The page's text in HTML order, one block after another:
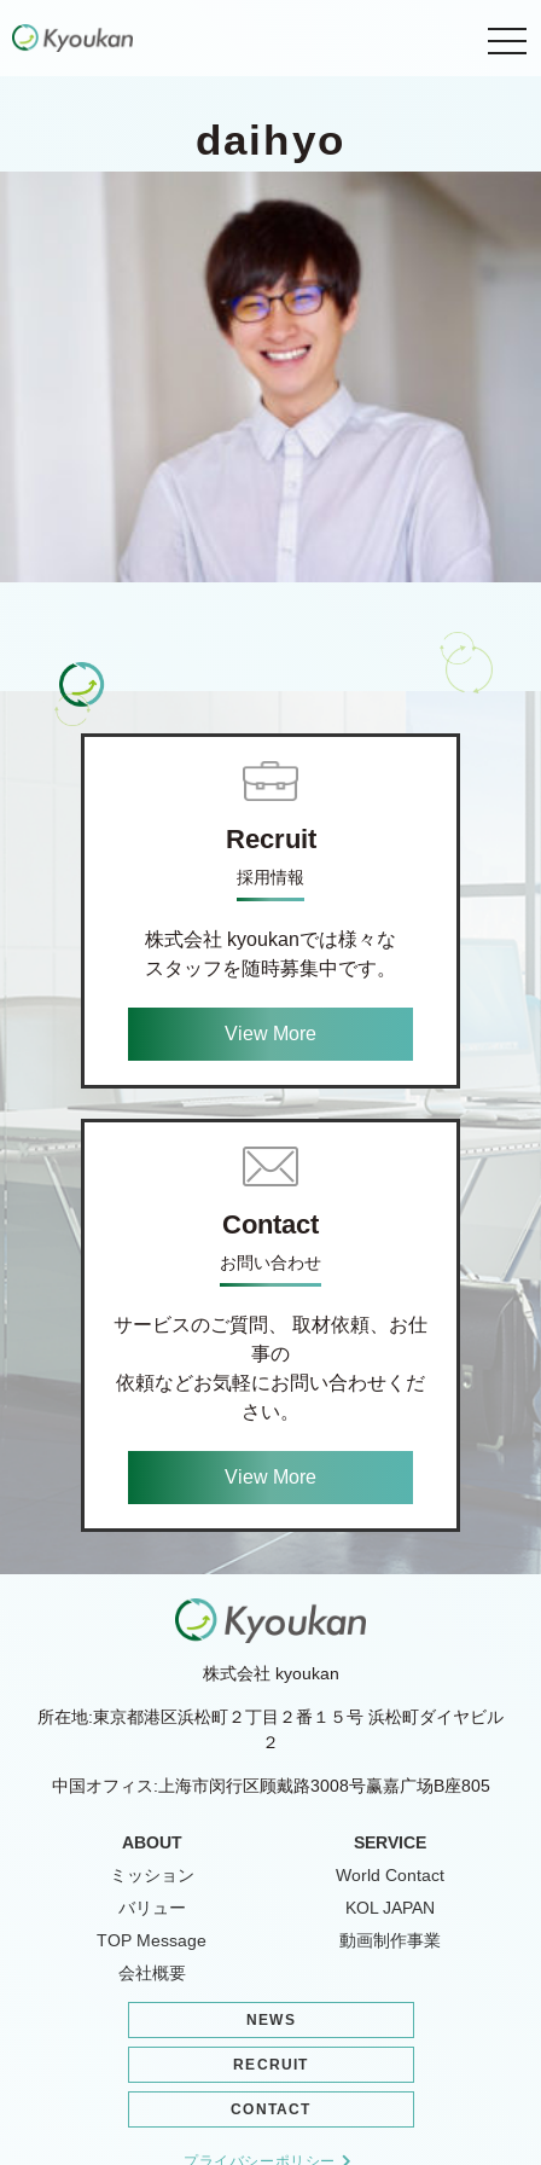
daihyo
Recruit
採用情報
株式会社 kyoukanでは様々な
スタッフを随時募集中です。
View More
Contact
お問い合わせ
サービスのご質問、 取材依頼、お仕
事の
依頼などお気軽にお問い合わせくだ
さい。
View More
株式会社 kyoukan
所在地:東京都港区浜松町２丁目２番１５号 浜松町ダイヤビル
２
中国オフィス:上海市闵行区顾戴路3008号赢嘉广场B座805
ABOUT
ミッション
バリュー
TOP Message
会社概要
SERVICE
World Contact
KOL JAPAN
動画制作事業
NEWS
RECRUIT
CONTACT
プライバシーポリシー